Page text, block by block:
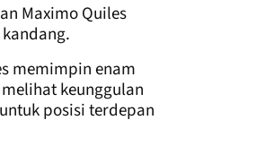
Maximo Quiles
memimpin enam
keunggulan
posisi terdepan